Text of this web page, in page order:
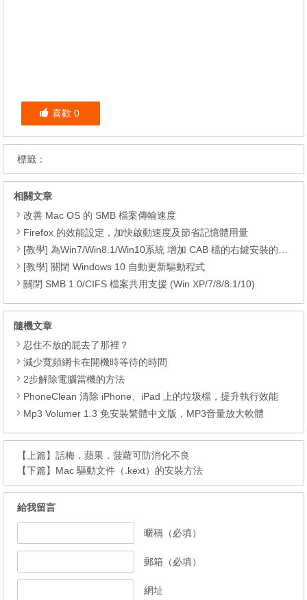
喜歡 0
標籤：
相關文章
改善 Mac OS 的 SMB 檔案傳輸速度
Firefox 的效能設定，加快啟動速度及節省記憶體用量
[教學] 為Win7/Win8.1/Win10系統 增加 CAB 檔的右鍵安裝的功能
[教學] 關閉 Windows 10 自動更新驅動程式
關閉 SMB 1.0/CIFS 檔案共用支援 (Win XP/7/8/8.1/10)
隨機文章
忍住不放的屁去了那裡？
減少寬頻網卡在開機時等待的時間
2步解除電腦當機的方法
PhoneClean 清除 iPhone、iPad 上的垃圾檔，提升執行效能
Mp3 Volumer 1.3 免安裝繁體中文版，MP3音量放大軟體
【上篇】話梅．蘋果．菠蘿可防消化不良
【下篇】 Mac 驅動文件（.kext）的安裝方法
給我留言
暱稱（必填）
郵箱（必填）
網址